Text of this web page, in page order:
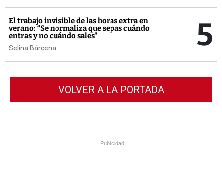
El trabajo invisible de las horas extra en
verano: “Se normaliza que sepas cuándo
entras y no cuándo sales"
Selina Bárcena 5
VOLVER A LA PORTADA
Publicidad